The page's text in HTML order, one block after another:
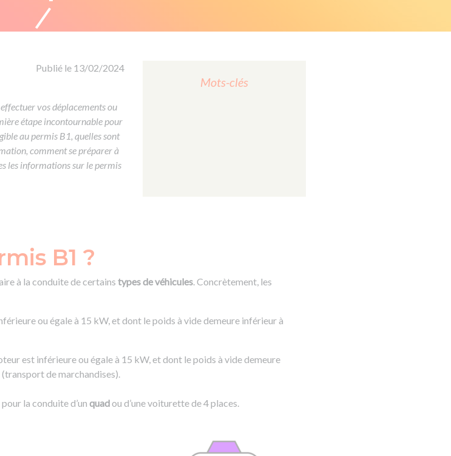
de la conduite
Publié le 13/02/2024
vos déplacements ou
étape incontournable pour
au permis B1, quelles sont
comment se préparer à
les informations sur le permis
Mots-clés
B1 ?
à la conduite de certains types de véhicules. Concrètement, les
ou égale à 15 kW, et dont le poids à vide demeure inférieur à
est inférieure ou égale à 15 kW, et dont le poids à vide demeure
de marchandises).
la conduite d’un quadou d’une voiturette de 4 places.